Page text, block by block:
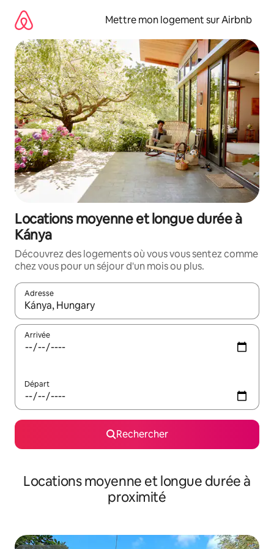
directement
contenu
Mettre mon logement sur Airbnb
Locations moyenne et longue durée à
Kánya
Découvrez des logements où vous vous sentez comme
chez vous pour un séjour d'un mois ou plus.
Adresse
Lorsque les résultats s'affichent, utilisez les flèches vers le
Arrivée
Départ
Rechercher
Locations moyenne et longue durée à
proximité